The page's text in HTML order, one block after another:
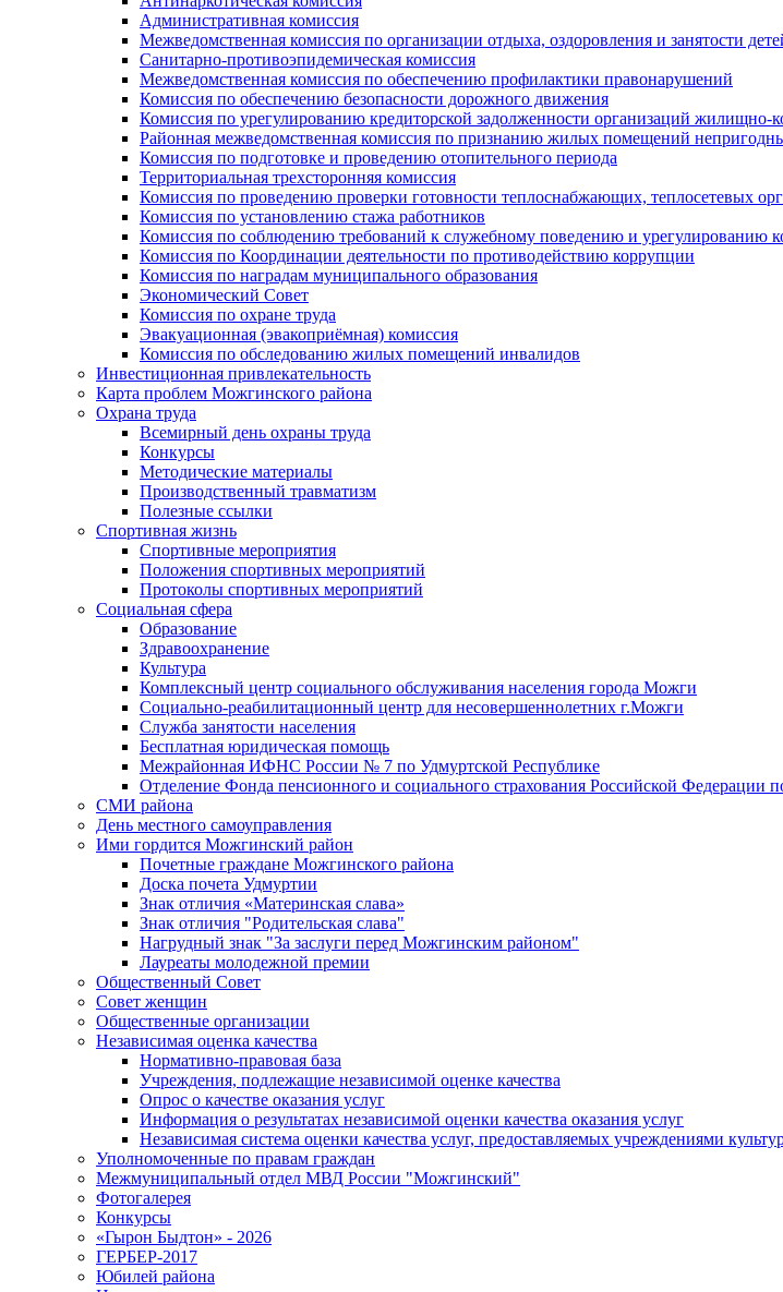
Административная комиссия
Межведомственная комиссия по организации отдыха, оздоровления и занятости
Санитарно-противоэпидемическая комиссия
Межведомственная комиссия по обеспечению профилактики правонарушений
Комиссия по обеспечению безопасности дорожного движения
Комиссия по урегулированию кредиторской задолженности организаций жилищно-
Районная межведомственная комиссия по признанию жилых помещений
Комиссия по подготовке и проведению отопительного периода
Территориальная трехсторонняя комиссия
Комиссия по проведению проверки готовности теплоснабжающих, теплосетевых
Комиссия по установлению стажа работников
Комиссия по соблюдению требований к служебному поведению и урегулированию
Комиссия по Координации деятельности по противодействию коррупции
Комиссия по наградам муниципального образования
Экономический Совет
Комиссия по охране труда
Эвакуационная (эвакоприёмная) комиссия
Комиссия по обследованию жилых помещений инвалидов
Инвестиционная привлекательность
Карта проблем Можгинского района
Охрана труда
Всемирный день охраны труда
Конкурсы
Методические материалы
Производственный травматизм
Полезные ссылки
Спортивная жизнь
Спортивные мероприятия
Положения спортивных мероприятий
Протоколы спортивных мероприятий
Социальная сфера
Образование
Здравоохранение
Культура
Комплексный центр социального обслуживания населения города Можги
Социально-реабилитационный центр для несовершеннолетних г.Можги
Служба занятости населения
Бесплатная юридическая помощь
Межрайонная ИФНС России № 7 по Удмуртской Республике
Отделение Фонда пенсионного и социального страхования Российской Федерации
СМИ района
День местного самоуправления
Ими гордится Можгинский район
Почетные граждане Можгинского района
Доска почета Удмуртии
Знак отличия «Материнская слава»
Знак отличия "Родительская слава"
Нагрудный знак "За заслуги перед Можгинским районом"
Лауреаты молодежной премии
Общественный Совет
Совет женщин
Общественные организации
Независимая оценка качества
Нормативно-правовая база
Учреждения, подлежащие независимой оценке качества
Опрос о качестве оказания услуг
Информация о результатах независимой оценки качества оказания услуг
Независимая система оценки качества услуг, предоставляемых учреждениями
Уполномоченные по правам граждан
Межмуниципальный отдел МВД России "Можгинский"
Фотогалерея
Конкурсы
«Гырон Быдтон» - 2026
ГЕРБЕР-2017
Юбилей района